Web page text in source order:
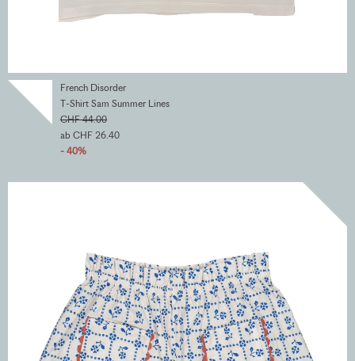
French Disorder
T-Shirt Sam Summer Lines
CHF 44.00
ab CHF 26.40
- 40%